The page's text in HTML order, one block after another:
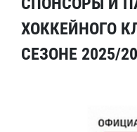
ХОККЕЙНОГО
СЕЗОНЕ 2025/